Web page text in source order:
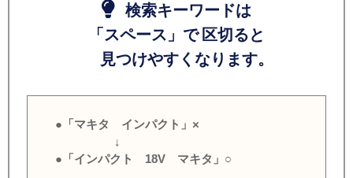
検索キーワードは
「スペース」で 区切ると
見つけやすくなります。
●「マキタ インパクト」×
↓
●「インパクト 18V マキタ」○